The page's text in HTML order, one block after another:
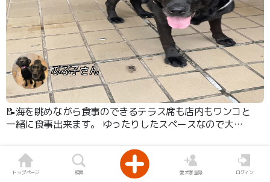
ぶぶ子さん
📝海を眺めながら食事のできるテラス席も店内もワンコと
一緒に食事出来ます。 ゆったりしたスペースなので大型
料理も野菜たっぷりで美味しかったです。
トップページ 検索 愛犬家登録 ログイン